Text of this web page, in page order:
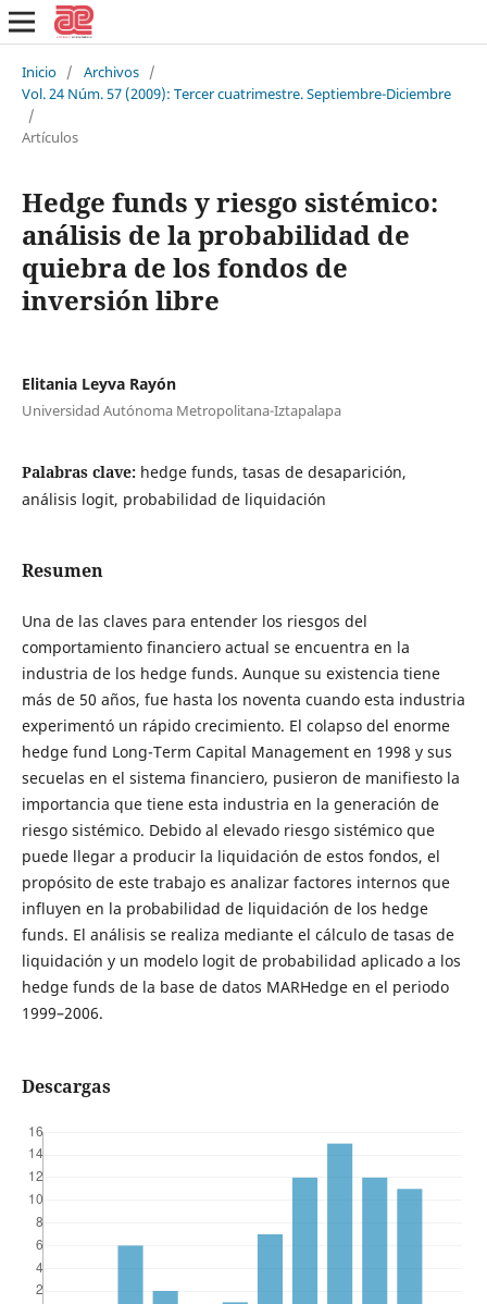
Inicio / Archivos /
Vol. 24 Núm. 57 (2009): Tercer cuatrimestre. Septiembre-Diciembre
/
Artículos
Hedge funds y riesgo sistémico:
análisis de la probabilidad de
quiebra de los fondos de
inversión libre
Elitania Leyva Rayón
Universidad Autónoma Metropolitana-Iztapalapa
Palabras clave: hedge funds, tasas de desaparición,
análisis logit, probabilidad de liquidación
Resumen
Una de las claves para entender los riesgos del
comportamiento financiero actual se encuentra en la
industria de los hedge funds. Aunque su existencia tiene
más de 50 años, fue hasta los noventa cuando esta industria
experimentó un rápido crecimiento. El colapso del enorme
hedge fund Long-Term Capital Management en 1998 y sus
secuelas en el sistema financiero, pusieron de manifiesto la
importancia que tiene esta industria en la generación de
riesgo sistémico. Debido al elevado riesgo sistémico que
puede llegar a producir la liquidación de estos fondos, el
propósito de este trabajo es analizar factores internos que
influyen en la probabilidad de liquidación de los hedge
funds. El análisis se realiza mediante el cálculo de tasas de
liquidación y un modelo logit de probabilidad aplicado a los
hedge funds de la base de datos MARHedge en el periodo
1999–2006.
Descargas